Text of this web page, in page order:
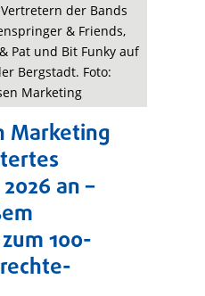
der Bands
& Friends,
Pat und Bit Funky auf
Bergstadt. Foto:
Marketing
Marketing
an –
100-